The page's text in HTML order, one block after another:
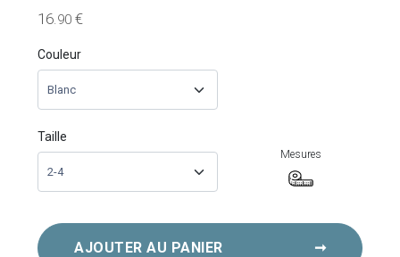
16.90 €
Couleur
Taille
Mesures
AJOUTER AU PANIER ➞